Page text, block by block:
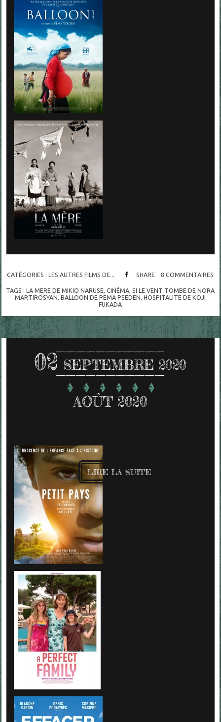
CATÉGORIES : LES AUTRES FILMS DE... SHARE 8 COMMENTAIRES
TAGS :LA MERE DE MIKIO NARUSE,CINÉMA,SI LE VENT TOMBE DE NORA
MARTIROSYAN,BALLOON DE PEMA PSEDEN,HOSPITALITE DE KOJI
FUKADA
02 SEPTEMBRE 2020
AOÛT 2020
LIRE LA SUITE